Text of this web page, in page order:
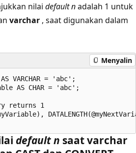
nilai default nadalah 1 untuk
varchar , saat digunakan dalam
Menyalin
AS VARCHAR = 'abc';
AS CHAR = 'abc';
returns 1
default n saat varchar